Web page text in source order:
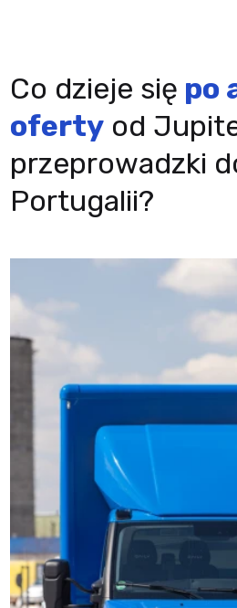
Co dzieje się po
ofertyod
przeprowadzki
Portugalii?